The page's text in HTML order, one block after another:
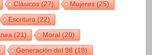
Clásicos(27) Mujeres(25)
Escritura(22)
(21) Moral(20)
Generación del 98(19)